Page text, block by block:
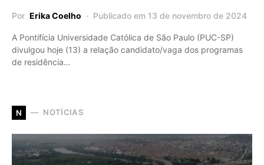
Por Erika Coelho Publicado em 13 de novembro de 2024
A Pontifícia Universidade Católica de São Paulo (PUC-SP)
divulgou hoje (13) a relação candidato/vaga dos programas
de residência…
N NOTÍCIAS